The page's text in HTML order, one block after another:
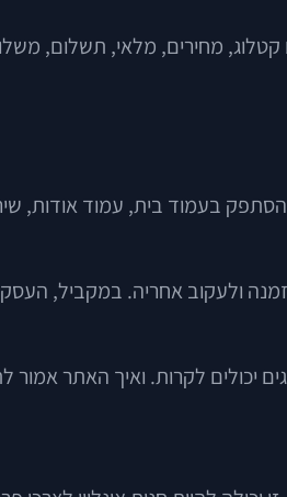
מחירים, מלאי, תשלום,
בעמוד בית, עמוד אודות,
ולעקוב אחריה. במקביל,
יכולים לקרות. ואיך האתר אמור